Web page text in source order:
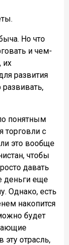
Но что
и чем-
их
развития
понятным
торговли с
это вообще
чтобы
давать
деньги еще
Однако, есть
накопится
будет
отрасль,